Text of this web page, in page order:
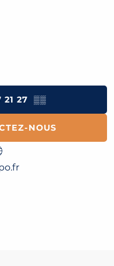
21 27 ▒▒
NOUS